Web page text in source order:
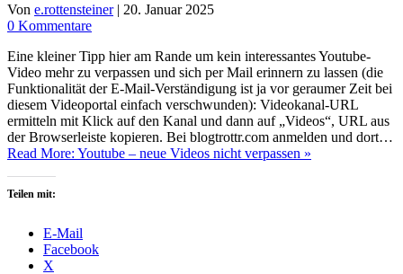
Von e.rottensteiner | 20. Januar 2025
0 Kommentare
Eine kleiner Tipp hier am Rande um kein interessantes Youtube-
Video mehr zu verpassen und sich per Mail erinnern zu lassen (die
Funktionalität der E-Mail-Verständigung ist ja vor geraumer Zeit bei
diesem Videoportal einfach verschwunden): Videokanal-URL
ermitteln mit Klick auf den Kanal und dann auf „Videos“, URL aus
der Browserleiste kopieren. Bei blogtrottr.com anmelden und dort…
Read More: Youtube – neue Videos nicht verpassen »
Teilen mit:
E-Mail
Facebook
X